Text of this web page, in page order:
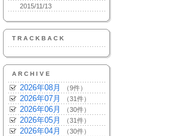
2015/11/13
TRACKBACK
ARCHIVE
2026年08月 （9件）
2026年07月 （31件）
2026年06月 （30件）
2026年05月 （31件）
2026年04月 （30件）